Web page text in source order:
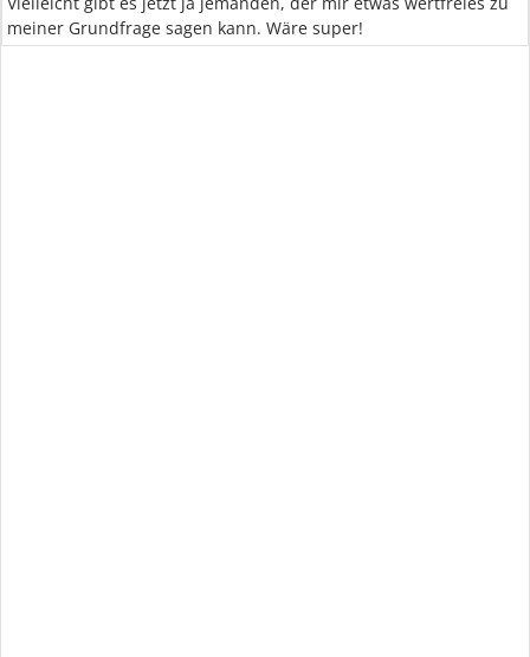
meiner Grundfrage sagen kann. Wäre super!